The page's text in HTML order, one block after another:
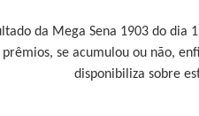
da Mega Sena 1903 do
se acumulou ou não,
disponibiliza sobre